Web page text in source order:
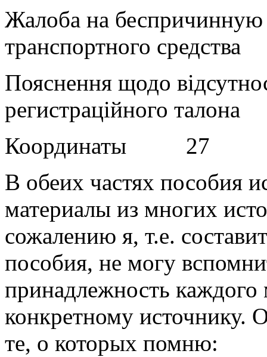
Жалоба на беспричинную
транспортного
Пояснення щодо
регистраційного
Координаты 27
В обеих частях пособия
материалы из многих
сожалению я, т.е.
пособия, не могу
принадлежность каждого
конкретному источнику.
те, о которых помню: